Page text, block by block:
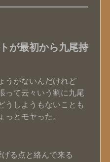
が最初から九尾持
うがないんだけれど
って云々いう割に九尾
うしようもないことも
っとモヤった。
る点と絡んで来る